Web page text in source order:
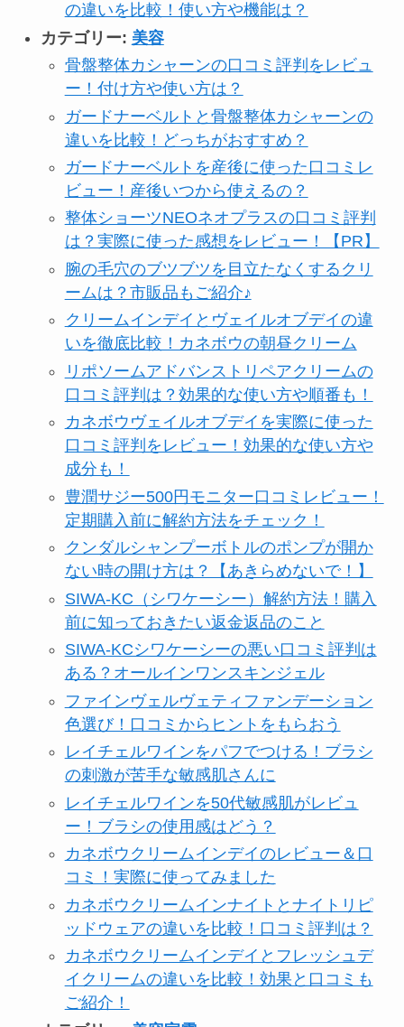
の違いを比較！使い方や機能は？
カテゴリー: 美容
骨盤整体カシャーンの口コミ評判をレビュ
ー！付け方や使い方は？
ガードナーベルトと骨盤整体カシャーンの
違いを比較！どっちがおすすめ？
ガードナーベルトを産後に使った口コミレ
ビュー！産後いつから使えるの？
整体ショーツNEOネオプラスの口コミ評判
は？実際に使った感想をレビュー！【PR】
腕の毛穴のブツブツを目立たなくするクリ
ームは？市販品もご紹介♪
クリームインデイとヴェイルオブデイの違
いを徹底比較！カネボウの朝昼クリーム
リポソームアドバンストリペアクリームの
口コミ評判は？効果的な使い方や順番も！
カネボウヴェイルオブデイを実際に使った
口コミ評判をレビュー！効果的な使い方や
成分も！
豊潤サジー500円モニター口コミレビュー！
定期購入前に解約方法をチェック！
クンダルシャンプーボトルのポンプが開か
ない時の開け方は？【あきらめないで！】
SIWA-KC（シワケーシー）解約方法！購入
前に知っておきたい返金返品のこと
SIWA-KCシワケーシーの悪い口コミ評判は
ある？オールインワンスキンジェル
ファインヴェルヴェティファンデーション
色選び！口コミからヒントをもらおう
レイチェルワインをパフでつける！ブラシ
の刺激が苦手な敏感肌さんに
レイチェルワインを50代敏感肌がレビュ
ー！ブラシの使用感はどう？
カネボウクリームインデイのレビュー＆口
コミ！実際に使ってみました
カネボウクリームインナイトとナイトリピ
ッドウェアの違いを比較！口コミ評判は？
カネボウクリームインデイとフレッシュデ
イクリームの違いを比較！効果と口コミも
ご紹介！